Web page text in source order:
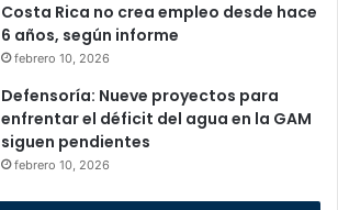
Costa Rica no crea empleo desde hace
6 años, según informe
febrero 10, 2026
Defensoría: Nueve proyectos para
enfrentar el déficit del agua en la GAM
siguen pendientes
febrero 10, 2026